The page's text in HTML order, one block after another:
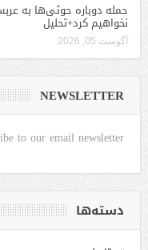
حمله دوباره حوثی‌ها به
نخواهیم کرد+تحلیل
آگوست 05, 2026
NEWSLETTER
to our email newsletter.
دسته‌ها